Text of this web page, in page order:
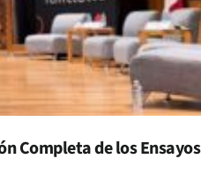
Completa de los Ensayos